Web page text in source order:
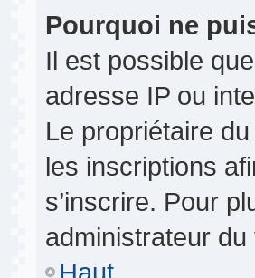
Pourquoi ne
Il est possible
adresse IP ou
Le propriétaire
les inscriptions
s’inscrire. Pour
administrateur du